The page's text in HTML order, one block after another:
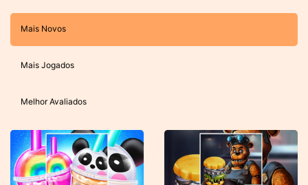
Mais Novos
Mais Jogados
Melhor Avaliados